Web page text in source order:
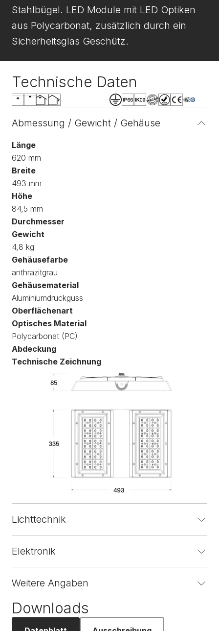
Stahlbügel. LED Module mit LED Optiken
aus Polycarbonat, zusätzlich durch ein
Sicherheitsglas Geschütz.
Technische Daten
Abmessung / Gewicht / Gehäuse
Länge
620 mm
Breite
493 mm
Höhe
84,5 mm
Durchmesser
Gewicht
4,8 kg
Gehäusefarbe
anthrazitgrau
Gehäusematerial
Aluminiumdruckguss
Oberflächenart
Optisches Material
Polycarbonat (PC)
Abdeckung
Technische Zeichnung
Lichttechnik
Elektronik
Weitere Angaben
Downloads